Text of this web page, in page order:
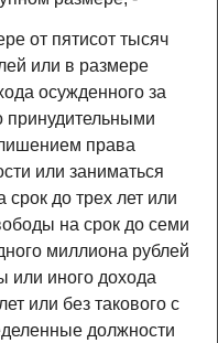
от пятисот тысяч
или в размере
осужденного за
принудительными
права
или заниматься
до трех лет или
на срок до семи
миллиона рублей
или иного дохода
или без такового с
должности